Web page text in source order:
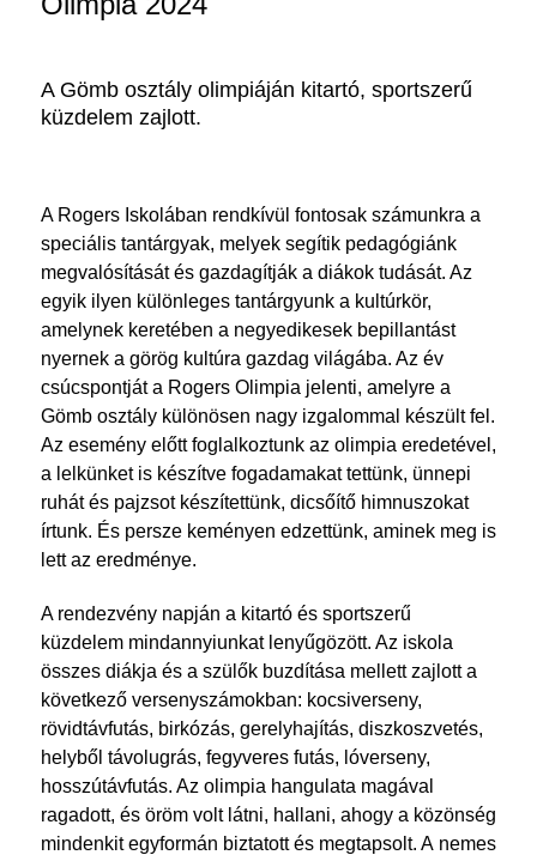
A Gömb osztály olimpiáján kitartó, sportszerű
küzdelem zajlott.
A Rogers Iskolában rendkívül fontosak számunkra a
speciális tantárgyak, melyek segítik pedagógiánk
megvalósítását és gazdagítják a diákok tudását. Az
egyik ilyen különleges tantárgyunk a kultúrkör,
amelynek keretében a negyedikesek bepillantást
nyernek a görög kultúra gazdag világába. Az év
csúcspontját a Rogers Olimpia jelenti, amelyre a
Gömb osztály különösen nagy izgalommal készült fel.
Az esemény előtt foglalkoztunk az olimpia eredetével,
a lelkünket is készítve fogadamakat tettünk, ünnepi
ruhát és pajzsot készítettünk, dicsőítő himnuszokat
írtunk. És persze keményen edzettünk, aminek meg is
lett az eredménye.
A rendezvény napján a kitartó és sportszerű
küzdelem mindannyiunkat lenyűgözött. Az iskola
összes diákja és a szülők buzdítása mellett zajlott a
következő versenyszámokban: kocsiverseny,
rövidtávfutás, birkózás, gerelyhajítás, diszkoszvetés,
helyből távolugrás, fegyveres futás, lóverseny,
hosszútávfutás. Az olimpia hangulata magával
ragadott, és öröm volt látni, hallani, ahogy a közönség
mindenkit egyformán biztatott és megtapsolt. A nemes